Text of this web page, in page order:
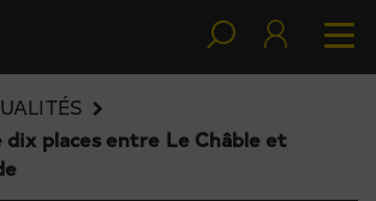
places entre Le Châble et